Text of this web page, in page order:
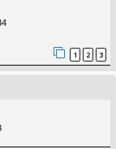
1 2 3